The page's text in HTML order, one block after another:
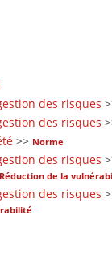
des risques
des risques
>> Norme
des risques
Réduction de la
des risques